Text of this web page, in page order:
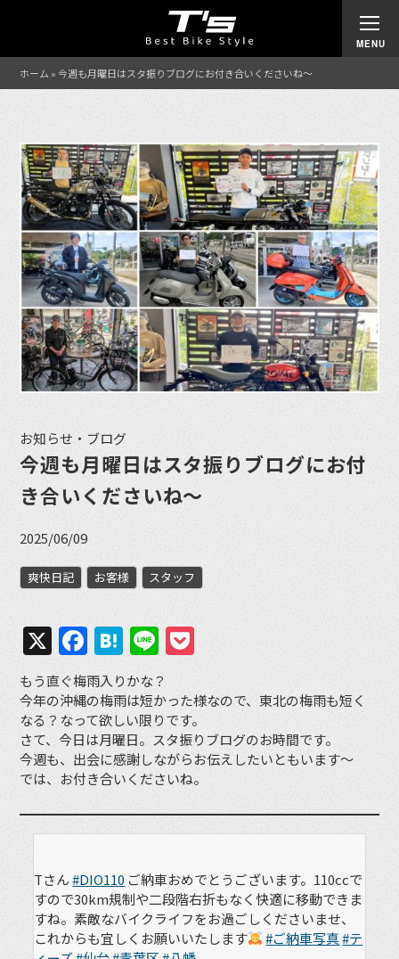
ホーム »今週も月曜日はスタ振りブログにお付き合いくださいね〜
お知らせ・ブログ
今週も月曜日はスタ振りブログにお付
き合いくださいね〜
2025/06/09
爽快日記 お客様 スタッフ
X Facebook
Hatena
Line
もう直ぐ梅雨入りかな？
今年の沖縄の梅雨は短かった様なので、東北の梅雨も短く
なる？なって欲しい限りです。
さて、今日は月曜日。スタ振りブログのお時間です。
今週も、出会に感謝しながらお伝えしたいともいます〜
では、お付き合いくださいね。
Tさん#DIO110 ご納車おめでとうございます。110ccで
すので30km規制や二段階右折もなく快適に移動できま
すね。素敵なバイクライフをお過ごしくださいませ、
これからも宜しくお願いいたします
#ご納車写真#テ